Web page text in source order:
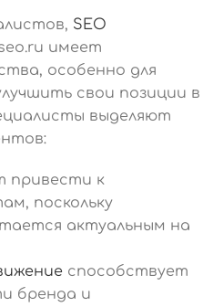
SEO
имеет
особенно для
свои позиции в
выделяют
привести к
поскольку
актуальным на
способствует
бренда и